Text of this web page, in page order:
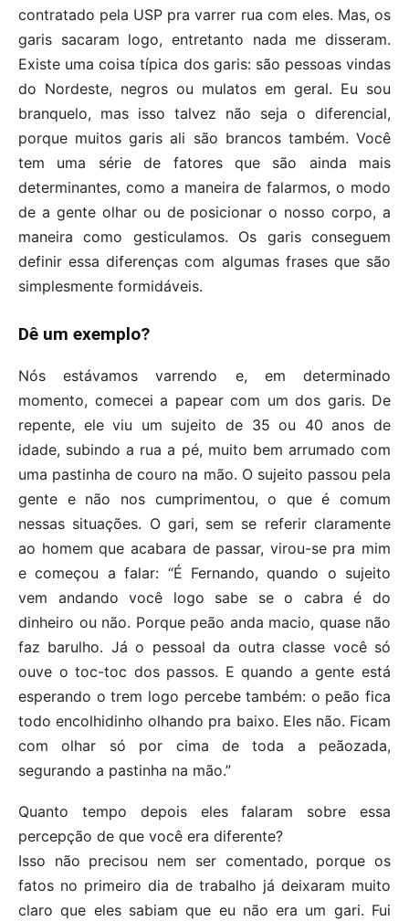
contratado pela USP pra varrer rua com eles. Mas, os
garis sacaram logo, entretanto nada me disseram.
Existe uma coisa típica dos garis: são pessoas vindas
do Nordeste, negros ou mulatos em geral. Eu sou
branquelo, mas isso talvez não seja o diferencial,
porque muitos garis ali são brancos também. Você
tem uma série de fatores que são ainda mais
determinantes, como a maneira de falarmos, o modo
de a gente olhar ou de posicionar o nosso corpo, a
maneira como gesticulamos. Os garis conseguem
definir essa diferenças com algumas frases que são
simplesmente formidáveis.
Dê um exemplo?
Nós estávamos varrendo e, em determinado
momento, comecei a papear com um dos garis. De
repente, ele viu um sujeito de 35 ou 40 anos de
idade, subindo a rua a pé, muito bem arrumado com
uma pastinha de couro na mão. O sujeito passou pela
gente e não nos cumprimentou, o que é comum
nessas situações. O gari, sem se referir claramente
ao homem que acabara de passar, virou-se pra mim
e começou a falar: “É Fernando, quando o sujeito
vem andando você logo sabe se o cabra é do
dinheiro ou não. Porque peão anda macio, quase não
faz barulho. Já o pessoal da outra classe você só
ouve o toc-toc dos passos. E quando a gente está
esperando o trem logo percebe também: o peão fica
todo encolhidinho olhando pra baixo. Eles não. Ficam
com olhar só por cima de toda a peãozada,
segurando a pastinha na mão.”
Quanto tempo depois eles falaram sobre essa
percepção de que você era diferente?
Isso não precisou nem ser comentado, porque os
fatos no primeiro dia de trabalho já deixaram muito
claro que eles sabiam que eu não era um gari. Fui